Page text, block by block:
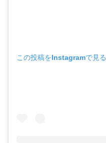
この投稿をInstagramで見る